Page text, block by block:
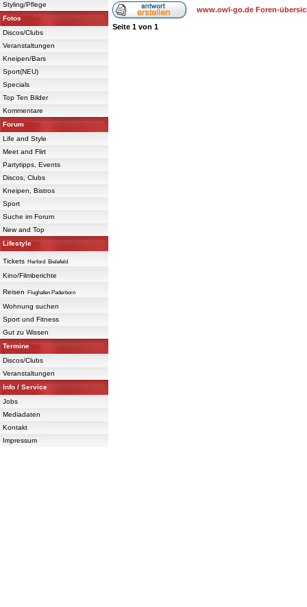
Styling/Pflege
Fotos
Discos/Clubs
Veranstaltungen
Kneipen/Bars
Sport(NEU)
Specials
Top Ten Bilder
Kommentare
Forum
Life and Style
Meet and Flirt
Partytipps, Events
Discos, Clubs
Kneipen, Bistros
Sport
Suche im Forum
New and Top
Lifestyle
Tickets Herford Bielefeld
Kino/Filmberichte
Reisen Flughafen Paderborn
Wohnung suchen
Sport und Fitness
Gut zu Wissen
Termine
Discos/Clubs
Veranstaltungen
Info / Service
Jobs
Mediadaten
Kontakt
Impressum
www.owl-go.de Foren-
Seite 1 von 1